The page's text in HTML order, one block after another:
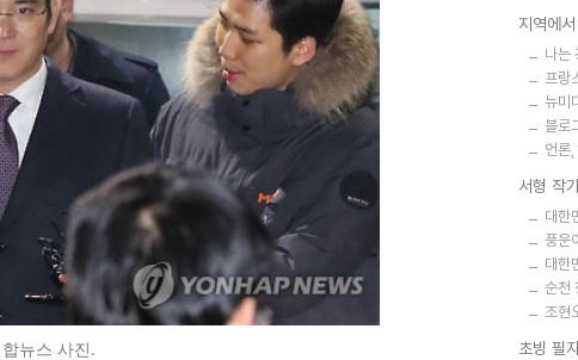
뉴스 사진.
지역에
나는
프랑
뉴미
블로
언론,
서형 작
대한
풍운
대한
순천
조현
초빙 필